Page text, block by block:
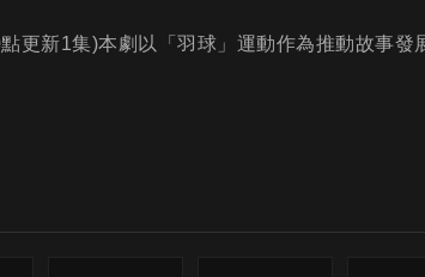
更新1集)本劇以「羽球」運動作為推動故事發